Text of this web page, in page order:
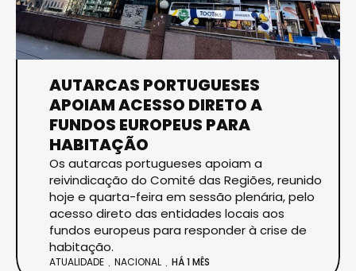
AUTARCAS PORTUGUESES
APOIAM ACESSO DIRETO A
FUNDOS EUROPEUS PARA
HABITAÇÃO
Os autarcas portugueses apoiam a
reivindicação do Comité das Regiões, reunido
hoje e quarta-feira em sessão plenária, pelo
acesso direto das entidades locais aos
fundos europeus para responder à crise de
habitação.
ATUALIDADE NACIONAL HÁ 1 MÊS